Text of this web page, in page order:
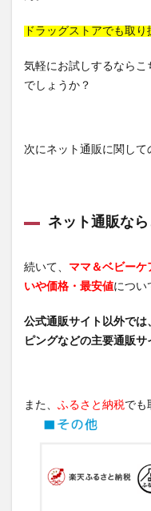
ドラッグストアでも取り
気軽にお試しするなら
でしょうか？
次にネット通販に関して
ネット通販な
続いて、 ママ＆ベビーケ
いや価格・最安値につい
公式通販サイト以外では
ピングなどの主要通販サ
また、 ふるさと納税でも